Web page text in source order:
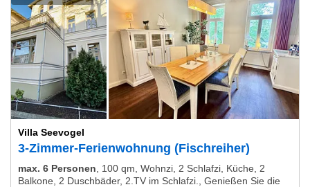
Villa Seevogel
3-Zimmer-Ferienwohnung (Fischreiher)
max. 6 Personen
100 qm, Wohnzi, 2 Schlafzi, Küche, 2
Balkone, 2 Duschbäder, 2.TV im Schlafzi., Genießen Sie die